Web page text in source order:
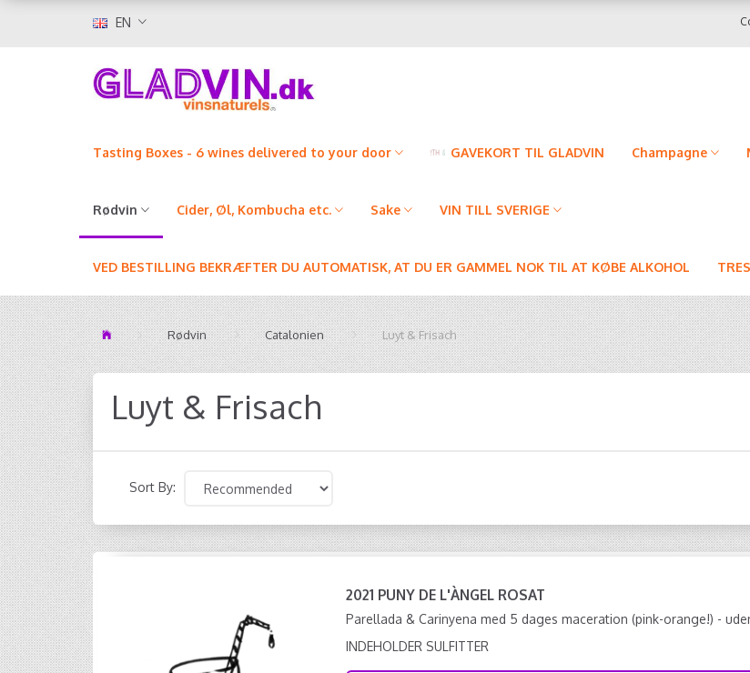
EN
Tasting Boxes - 6 wines delivered to your door GAVEKORT TIL GLADVIN Champagne
Rødvin Cider, Øl, Kombucha etc. Sake VIN TILL SVERIGE
VED BESTILLING BEKRÆFTER DU AUTOMATISK, AT DU ER GAMMEL NOK TIL AT KØBE ALKOHOL
Rødvin Catalonien Luyt & Frisach
Luyt & Frisach
Sort By:
2021 PUNY DE L'ÀNGEL ROSAT
Parellada & Carinyena med 5 dages maceration (pink-orange!) -
INDEHOLDER SULFITTER